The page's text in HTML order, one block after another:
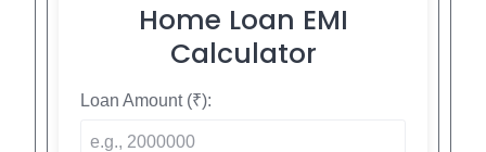
Home Loan EMI
Calculator
Loan Amount (₹):